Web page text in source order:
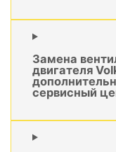
Замена
двигателя
сервисный